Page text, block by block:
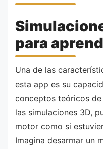
para
Una de las
esta app es su
conceptos teóricos
las simulaciones 3D,
motor como si
Imagina desarmar un